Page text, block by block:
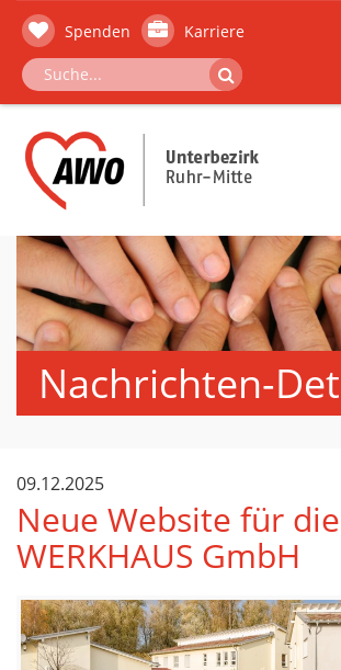
Spenden Karriere
Nachrichten-
09.12.2025
Neue Website für die
WERKHAUS GmbH